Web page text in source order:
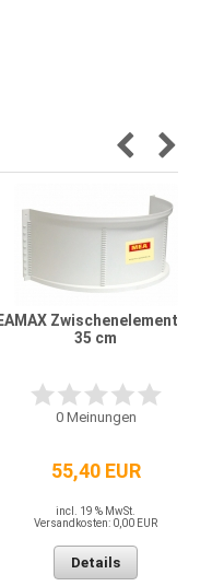
Zwischenelement 80 x
35 cm
0Meinungen
55,40 EUR
incl. 19 % MwSt.
Versandkosten: 0,00 EUR
Details